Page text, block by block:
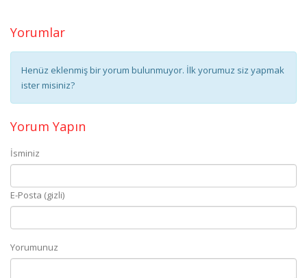
Yorumlar
Henüz eklenmiş bir yorum bulunmuyor. İlk yorumuz siz yapmak
ister misiniz?
Yorum Yapın
İsminiz
E-Posta (gizli)
Yorumunuz